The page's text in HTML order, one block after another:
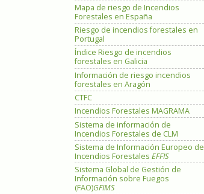
Mapa de riesgo de Incendios
Forestales en España
Riesgo de incendios forestales en
Portugal
Índice Riesgo de incendios
forestales en Galicia
Información de riesgo incendios
forestales en Aragón
CTFC
Incendios Forestales MAGRAMA
Sistema de información de
Incendios Forestales de CLM
Sistema de Información Europeo de
Incendios Forestales EFFIS
Sistema Global de Gestión de
Información sobre Fuegos
(FAO)GFIMS